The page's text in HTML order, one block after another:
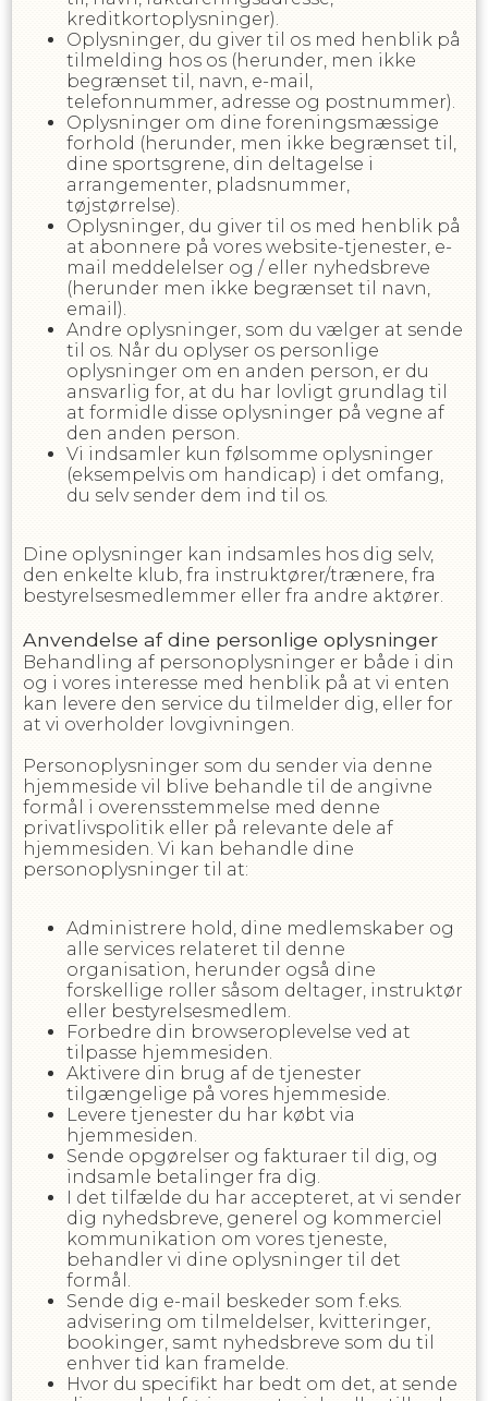
kreditkortoplysninger).
Oplysninger, du giver til os med henblik på
tilmelding hos os (herunder, men ikke
begrænset til, navn, e-mail,
telefonnummer, adresse og postnummer).
Oplysninger om dine foreningsmæssige
forhold (herunder, men ikke begrænset til,
dine sportsgrene, din deltagelse i
arrangementer, pladsnummer,
tøjstørrelse).
Oplysninger, du giver til os med henblik på
at abonnere på vores website-tjenester, e-
mail meddelelser og / eller nyhedsbreve
(herunder men ikke begrænset til navn,
email).
Andre oplysninger, som du vælger at sende
til os. Når du oplyser os personlige
oplysninger om en anden person, er du
ansvarlig for, at du har lovligt grundlag til
at formidle disse oplysninger på vegne af
den anden person.
Vi indsamler kun følsomme oplysninger
(eksempelvis om handicap) i det omfang,
du selv sender dem ind til os.
Dine oplysninger kan indsamles hos dig selv,
den enkelte klub, fra instruktører/trænere, fra
bestyrelsesmedlemmer eller fra andre aktører.
Anvendelse af dine personlige oplysninger
Behandling af personoplysninger er både i din
og i vores interesse med henblik på at vi enten
kan levere den service du tilmelder dig, eller for
at vi overholder lovgivningen.
Personoplysninger som du sender via denne
hjemmeside vil blive behandle til de angivne
formål i overensstemmelse med denne
privatlivspolitik eller på relevante dele af
hjemmesiden. Vi kan behandle dine
personoplysninger til at:
Administrere hold, dine medlemskaber og
alle services relateret til denne
organisation, herunder også dine
forskellige roller såsom deltager, instruktør
eller bestyrelsesmedlem.
Forbedre din browseroplevelse ved at
tilpasse hjemmesiden.
Aktivere din brug af de tjenester
tilgængelige på vores hjemmeside.
Levere tjenester du har købt via
hjemmesiden.
Sende opgørelser og fakturaer til dig, og
indsamle betalinger fra dig.
I det tilfælde du har accepteret, at vi sender
dig nyhedsbreve, generel og kommerciel
kommunikation om vores tjeneste,
behandler vi dine oplysninger til det
formål.
Sende dig e-mail beskeder som f.eks.
advisering om tilmeldelser, kvitteringer,
bookinger, samt nyhedsbreve som du til
enhver tid kan framelde.
Hvor du specifikt har bedt om det, at sende